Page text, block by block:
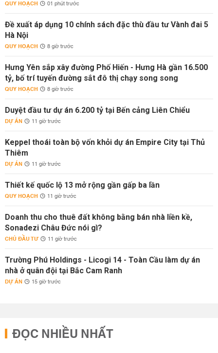
QUY HOẠCH 01 phút trước
Đề xuất áp dụng 10 chính sách đặc thù đầu tư Vành đai 5
Hà Nội
QUY HOẠCH 8 giờ trước
Hưng Yên sắp xây đường Phố Hiến - Hưng Hà gần 16.500
tỷ, bố trí tuyến đường sắt đô thị chạy song song
QUY HOẠCH 8 giờ trước
Duyệt đầu tư dự án 6.200 tỷ tại Bến cảng Liên Chiểu
DỰ ÁN 11 giờ trước
Keppel thoái toàn bộ vốn khỏi dự án Empire City tại Thủ
Thiêm
DỰ ÁN 11 giờ trước
Thiết kế quốc lộ 13 mở rộng gần gấp ba lần
QUY HOẠCH 11 giờ trước
Doanh thu cho thuê đất không bằng bán nhà liền kề,
Sonadezi Châu Đức nói gì?
CHỦ ĐẦU TƯ 11 giờ trước
Trường Phú Holdings - Licogi 14 - Toàn Cầu làm dự án
nhà ở quân đội tại Bắc Cam Ranh
DỰ ÁN 15 giờ trước
ĐỌC NHIỀU NHẤT